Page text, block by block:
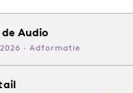
Audio
· Adformatie